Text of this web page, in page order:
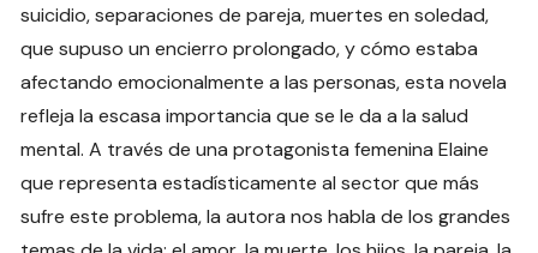
suicidio, separaciones de pareja, muertes en soledad,
que supuso un encierro prolongado, y cómo estaba
afectando emocionalmente a las personas, esta novela
refleja la escasa importancia que se le da a la salud
mental. A través de una protagonista femenina Elaine
que representa estadísticamente al sector que más
sufre este problema, la autora nos habla de los grandes